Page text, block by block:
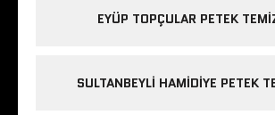
EYÜP TOPÇULAR PETEK
SULTANBEYLI HAMIDIYE PETEK